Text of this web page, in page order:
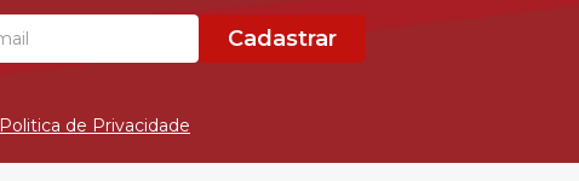
Politica de Privacidade
Cadastrar